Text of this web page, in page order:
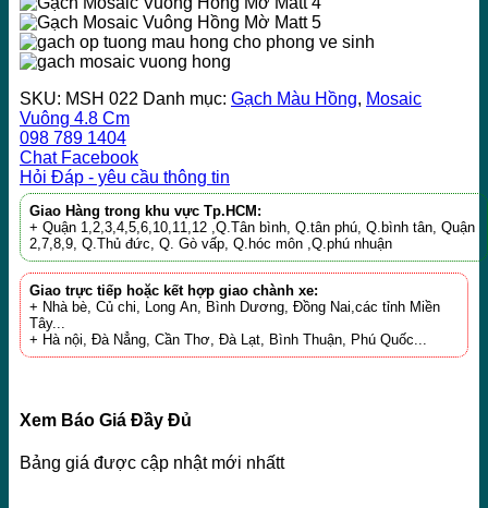
SKU: MSH 022 Danh mục: Gạch Màu Hồng, Mosaic
Vuông 4.8 Cm
098 789 1404
Chat Facebook
Hỏi Đáp - yêu cầu thông tin
Giao Hàng trong khu vực Tp.HCM:
+ Quận 1,2,3,4,5,6,10,11,12 ,Q.Tân bình, Q.tân phú, Q.bình tân, Quận
2,7,8,9, Q.Thủ đức, Q. Gò vấp, Q.hóc môn ,Q.phú nhuận
Giao trực tiếp hoặc kết hợp giao chành xe:
+ Nhà bè, Củ chi, Long An, Bình Dương, Đồng Nai,các tỉnh Miền
Tây...
+ Hà nội, Đà Nẳng, Cần Thơ, Đà Lạt, Bình Thuận, Phú Quốc...
Xem Báo Giá Đầy Đủ
Bảng giá được cập nhật mới nhấtt